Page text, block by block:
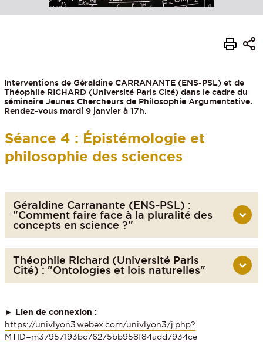
Interventions de Géraldine CARRANANTE (ENS-PSL) et de
Théophile RICHARD (Université Paris Cité) dans le cadre du
séminaire Jeunes Chercheurs de Philosophie Argumentative.
Rendez-vous mardi 9 janvier à 17h.
Séance 4 : Épistémologie et
philosophie des sciences
Géraldine Carranante (ENS-PSL) :
"Comment faire face à la pluralité des
concepts en science ?"
Théophile Richard (Université Paris
Cité) : "Ontologies et lois naturelles"
► Lien de connexion :
https://univlyon3.webex.com/univlyon3/j.php?
MTID=m37957193bc76275bb958f84add7934ce